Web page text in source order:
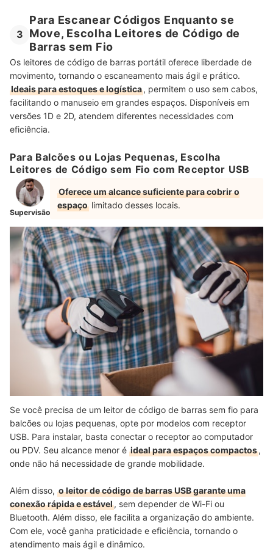
3
Para Escanear Códigos Enquanto se
Move, Escolha Leitores de Código de
Barras sem Fio
Os leitores de código de barras portátil oferece liberdade de
movimento, tornando o escaneamento mais ágil e prático.
Ideais para estoques e logística, permitem o uso sem cabos,
facilitando o manuseio em grandes espaços. Disponíveis em
versões 1D e 2D, atendem diferentes necessidades com
eficiência.
Para Balcões ou Lojas Pequenas, Escolha
Leitores de Código sem Fio com Receptor USB
Supervisão
Oferece um alcance suficiente para cobrir o
espaço limitado desses locais.
Se você precisa de um leitor de código de barras sem fio para
balcões ou lojas pequenas, opte por modelos com receptor
USB. Para instalar, basta conectar o receptor ao computador
ou PDV. Seu alcance menor é ideal para espaços compactos,
onde não há necessidade de grande mobilidade.
Além disso, o leitor de código de barras USB garante uma
conexão rápida e estável, sem depender de Wi-Fi ou
Bluetooth. Além disso, ele facilita a organização do ambiente.
Com ele, você ganha praticidade e eficiência, tornando o
atendimento mais ágil e dinâmico.